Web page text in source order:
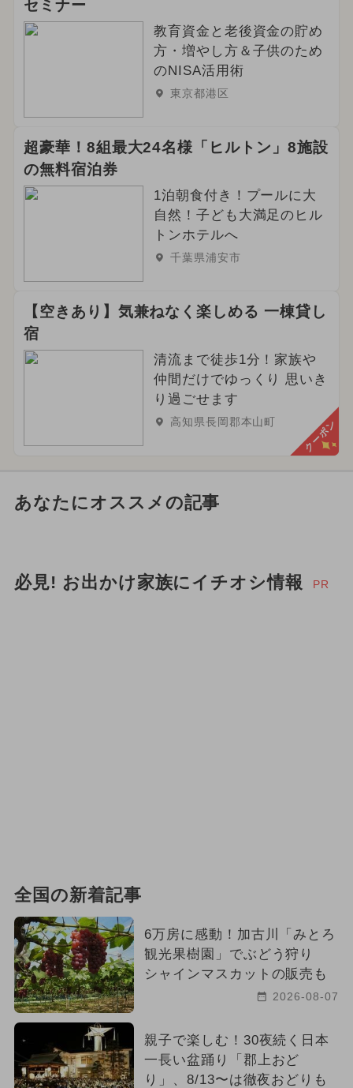
セミナー
教育資金と老後資金の貯め
方・増やし方＆子供のため
のNISA活用術
東京都港区
超豪華！8組最大24名様「ヒルトン」8施設
の無料宿泊券
1泊朝食付き！プールに大
自然！子ども大満足のヒル
トンホテルへ
千葉県浦安市
【空きあり】気兼ねなく楽しめる 一棟貸し
宿
清流まで徒歩1分！家族や
仲間だけでゆっくり 思いき
り過ごせます
高知県長岡郡本山町 クーポン
あなたにオススメの記事
必見! お出かけ家族にイチオシ情報 PR
全国の新着記事
6万房に感動！加古川「みとろ
観光果樹園」でぶどう狩り
シャインマスカットの販売も
2026-08-07
親子で楽しむ！30夜続く日本
一長い盆踊り「郡上おど
り」、8/13〜は徹夜おどりも